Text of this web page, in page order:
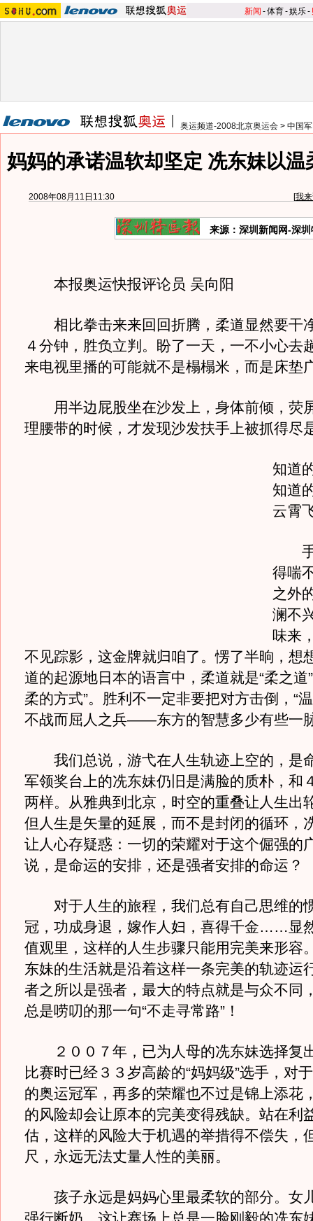
新闻 -体育-娱乐-
奥运频道-2008北京奥运会 > 中国
妈妈的承诺温软却坚定 冼东妹以温
2008年08月11日11:30 [我
来源：深圳新闻网-深
本报奥运快报评论员 吴向阳
相比拳击来来回回折腾，柔道显然要干
４分钟，胜负立判。盼了一天，一不小心去
来电视里播的可能就不是榻榻米，而是床垫
用半边屁股坐在沙发上，身体前倾，荧
理腰带的时候，才发现沙发扶手上被抓得尽
知道
知道
云霄
手
得喘
之外
澜不
味来
不见踪影，这金牌就归咱了。愣了半晌，想
道的起源地日本的语言中，柔道就是“柔之道
柔的方式”。胜利不一定非要把对方击倒，“
不战而屈人之兵——东方的智慧多少有些一
我们总说，游弋在人生轨迹上空的，是
军领奖台上的冼东妹仍旧是满脸的质朴，和
两样。从雅典到北京，时空的重叠让人生出
但人生是矢量的延展，而不是封闭的循环，
让人心存疑惑：一切的荣耀对于这个倔强的
说，是命运的安排，还是强者安排的命运？
对于人生的旅程，我们总有自己思维的
冠，功成身退，嫁作人妇，喜得千金……显
值观里，这样的人生步骤只能用完美来形容
东妹的生活就是沿着这样一条完美的轨迹运
者之所以是强者，最大的特点就是与众不同
总是唠叨的那一句“不走寻常路”！
２００７年，已为人母的冼东妹选择复
比赛时已经３３岁高龄的“妈妈级”选手，对
的奥运冠军，再多的荣耀也不过是锦上添花
的风险却会让原本的完美变得残缺。站在利
估，这样的风险大于机遇的举措得不偿失，
尺，永远无法丈量人性的美丽。
孩子永远是妈妈心里最柔软的部分。女